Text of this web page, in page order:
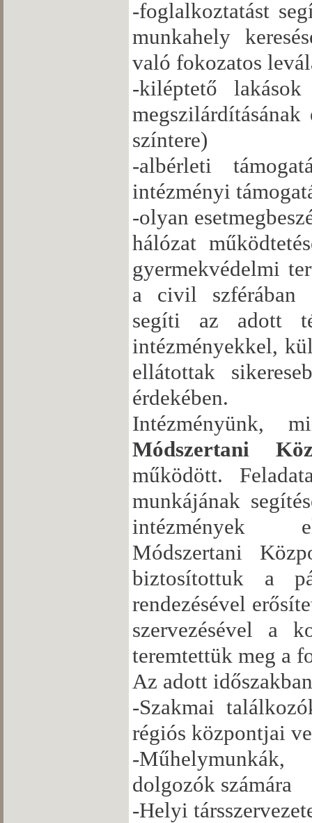
-foglalkoztatást
munkahely
való fokozatos
-kiléptető lakások
színtere)
-albérleti
intézményi
-olyan
hálózat
gyermekvédelmi
a civil szférában
segíti az adott
intézményekkel,
ellátottak
érdekében.
Módszertani
működött.
munkájának
intézmények
Módszertani
biztosítottuk a
rendezésével
szervezésével a
teremtettük meg a
Az adott
-Szakmai
régiós központjai
-
dolgozók számára
-Helyi